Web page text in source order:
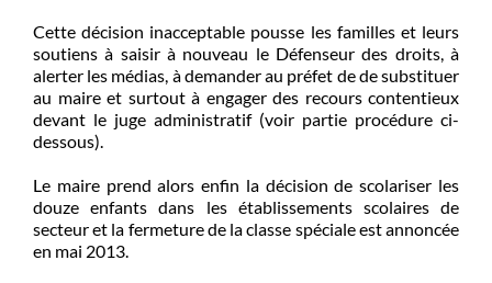
Cette décision inacceptable pousse les familles et leurs
soutiens à saisir à nouveau le Défenseur des droits, à
alerter les médias, à demander au préfet de de substituer
au maire et surtout à engager des recours contentieux
devant le juge administratif (voir partie procédure ci-
dessous).
Le maire prend alors enfin la décision de scolariser les
douze enfants dans les établissements scolaires de
secteur et la fermeture de la classe spéciale est annoncée
en mai 2013.